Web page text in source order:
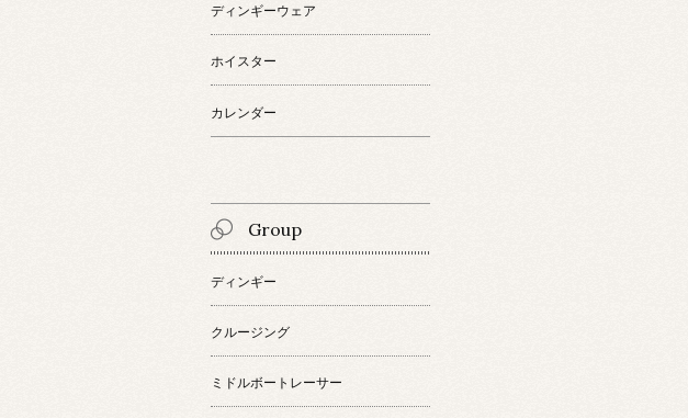
ディンギーウェア
ホイスター
カレンダー
Group
ディンギー
クルージング
ミドルボートレーサー